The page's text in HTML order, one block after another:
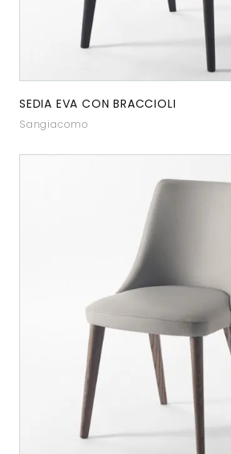
SEDIA EVA CON BRACCIOLI
Sangiacomo